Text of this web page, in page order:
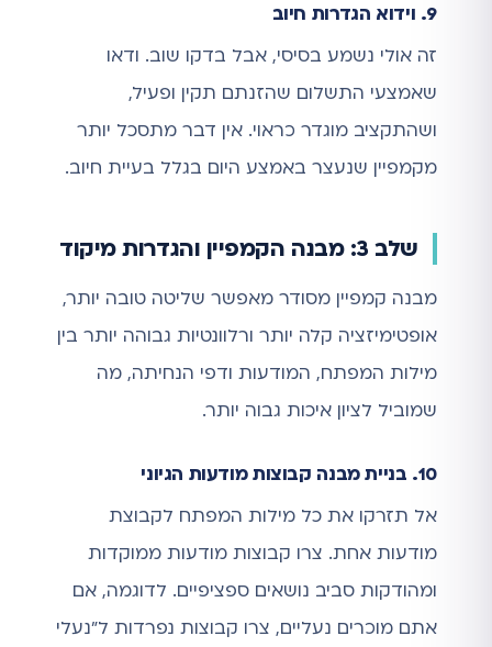
9. וידוא הגדרות חיוב
זה אולי נשמע בסיסי, אבל בדקו שוב. ודאו
שאמצעי התשלום שהזנתם תקין ופעיל,
ושהתקציב מוגדר כראוי. אין דבר מתסכל יותר
מקמפיין שנעצר באמצע היום בגלל בעיית חיוב.
שלב 3: מבנה הקמפיין והגדרות מיקוד
מבנה קמפיין מסודר מאפשר שליטה טובה יותר,
אופטימיזציה קלה יותר ורלוונטיות גבוהה יותר בין
מילות המפתח, המודעות ודפי הנחיתה, מה
שמוביל לציון איכות גבוה יותר.
10. בניית מבנה קבוצות מודעות הגיוני
אל תזרקו את כל מילות המפתח לקבוצת
מודעות אחת. צרו קבוצות מודעות ממוקדות
ומהודקות סביב נושאים ספציפיים. לדוגמה, אם
אתם מוכרים נעליים, צרו קבוצות נפרדות ל"נעלי